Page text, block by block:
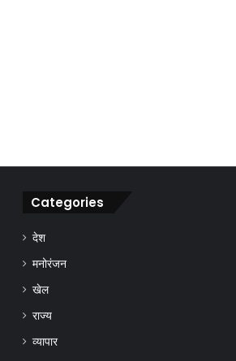
Categories
देश
मनोरंजन
खेल
राज्य
व्यापार